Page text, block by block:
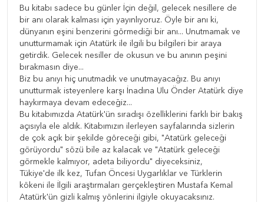
Bu kitabı sadece bu günler İçin değil, gelecek nesillere de
bir anı olarak kalması için yayınlıyoruz. Öyle bir anı ki,
dünyanın eşini benzerini görmediği bir anı... Unutmamak ve
unutturmamak için Atatürk ile ilgili bu bilgileri bir araya
getirdik. Gelecek nesiller de okusun ve bu anının peşini
bırakmasın diye...
Biz bu anıyı hiç unutmadık ve unutmayacağız. Bu anıyı
unutturmak isteyenlere karşı İnadına Ulu Önder Atatürk diye
haykırmaya devam edeceğiz...
Bu kitabımızda Atatürk'ün sıradışı özelliklerini farklı bir bakış
açısıyla ele aldık. Kitabımızın ilerleyen sayfalarında sizlerin
de çok açık bir şekilde göreceği gibi, "Atatürk geleceği
görüyordu" sözü bile az kalacak ve "Atatürk geleceği
görmekle kalmıyor, adeta biliyordu" diyeceksiniz,
Tükiye'de ilk kez, Tufan Öncesi Uygarlıklar ve Türklerin
kökeni ile İlgili araştırmaları gerçekleştiren Mustafa Kemal
Atatürk'ün gizli kalmış yönlerini ilgiyle okuyacaksınız.